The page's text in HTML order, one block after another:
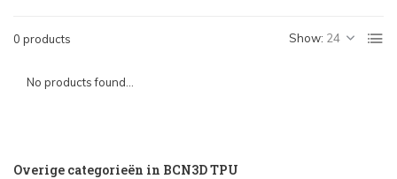
0 products Show:
No products found...
Overige categorieën in BCN3D TPU